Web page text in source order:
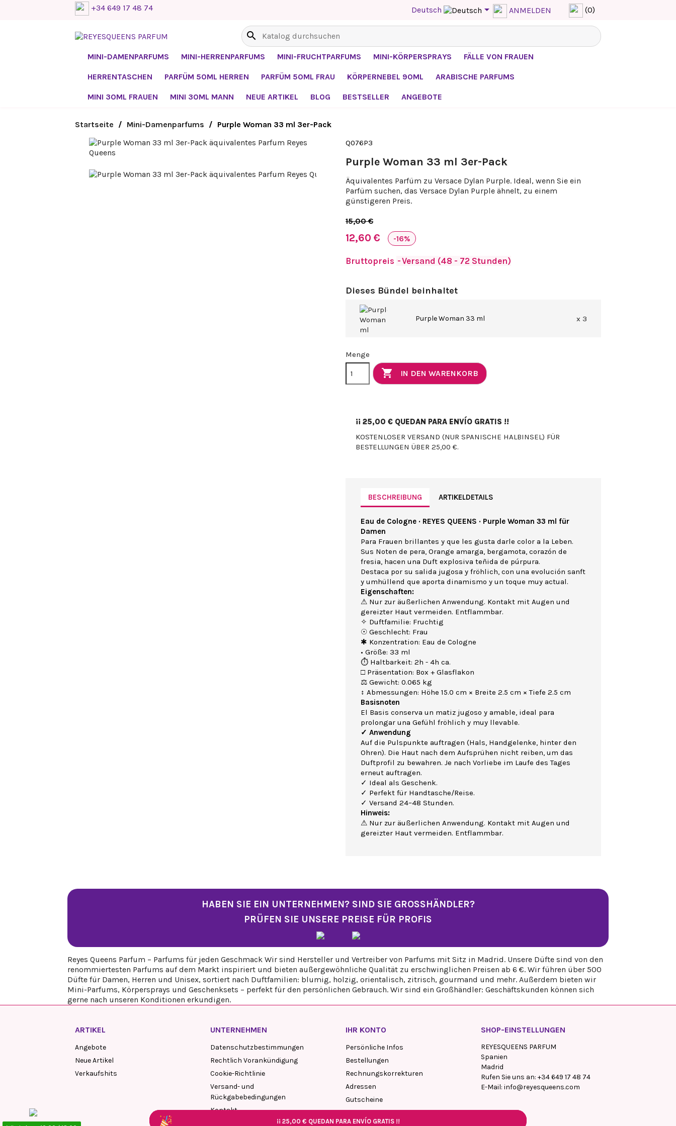
¡¡ 25,00 € QUEDAN PARA ENVÍO GRATIS !!
+34 649 17 48 74 Deutsch  ANMELDEN (0)
search
¡¡ 25,00 € QUEDAN PARA ENVÍO GRATIS !!
MINI-DAMENPARFUMS MINI-HERRENPARFUMS MINI-FRUCHTPARFUMS MINI-KÖRPERSPRAYS FÄLLE VON FRAUEN
HERRENTASCHEN PARFÜM 50ML HERREN PARFÜM 50ML FRAU KÖRPERNEBEL 90ML ARABISCHE PARFUMS
MINI 30ML FRAUEN MINI 30ML MANN NEUE ARTIKEL BLOG BESTSELLER ANGEBOTE
¡¡ 25,00 € QUEDAN PARA ENVÍO GRATIS !!
Startseite Mini-Damenparfums Purple Woman 33 ml 3er-Pack
Q076P3
Purple Woman 33 ml 3er-Pack
Äquivalentes Parfüm zu Versace Dylan Purple. Ideal, wenn Sie ein
Parfüm suchen, das Versace Dylan Purple ähnelt, zu einem
günstigeren Preis.
15,00 €
12,60 € -16%
Bruttopreis Versand (48 - 72 Stunden)
Dieses Bündel beinhaltet
Purple Woman 33 ml x 3
Menge
 IN DEN WARENKORB
¡¡ 25,00 € QUEDAN PARA ENVÍO GRATIS !!
KOSTENLOSER VERSAND (NUR SPANISCHE HALBINSEL) FÜR
BESTELLUNGEN ÜBER 25,00 €.
BESCHREIBUNG ARTIKELDETAILS
Eau de Cologne · REYES QUEENS · Purple Woman 33 ml für
Damen
Para Frauen brillantes y que les gusta darle color a la Leben.
Sus Noten de pera, Orange amarga, bergamota, corazón de
fresia, hacen una Duft explosiva teñida de púrpura.
Destaca por su salida jugosa y fröhlich, con una evolución sanft
y umhüllend que aporta dinamismo y un toque muy actual.
Eigenschaften:
⚠ Nur zur äußerlichen Anwendung. Kontakt mit Augen und
gereizter Haut vermeiden. Entflammbar.
✧ Duftfamilie: Fruchtig
☉ Geschlecht: Frau
✱ Konzentration: Eau de Cologne
• Größe: 33 ml
⏱ Haltbarkeit: 2h - 4h ca.
□ Präsentation: Box + Glasflakon
⚖ Gewicht: 0.065 kg
↕ Abmessungen: Höhe 15.0 cm × Breite 2.5 cm × Tiefe 2.5 cm
Basisnoten
El Basis conserva un matiz jugoso y amable, ideal para
prolongar una Gefühl fröhlich y muy llevable.
✓ Anwendung
Auf die Pulspunkte auftragen (Hals, Handgelenke, hinter den
Ohren). Die Haut nach dem Aufsprühen nicht reiben, um das
Duftprofil zu bewahren. Je nach Vorliebe im Laufe des Tages
erneut auftragen.
✓ Ideal als Geschenk.
✓ Perfekt für Handtasche/Reise.
✓ Versand 24–48 Stunden.
Hinweis:
⚠ Nur zur äußerlichen Anwendung. Kontakt mit Augen und
gereizter Haut vermeiden. Entflammbar.
HABEN SIE EIN UNTERNEHMEN? SIND SIE GROSSHÄNDLER?
PRÜFEN SIE UNSERE PREISE FÜR PROFIS
Reyes Queens Parfum – Parfums für jeden Geschmack Wir sind Hersteller und Vertreiber von Parfums mit Sitz in Madrid. Unsere Düfte sind von den
renommiertesten Parfums auf dem Markt inspiriert und bieten außergewöhnliche Qualität zu erschwinglichen Preisen ab 6 €. Wir führen über 500
Düfte für Damen, Herren und Unisex, sortiert nach Duftfamilien: blumig, holzig, orientalisch, zitrisch, gourmand und mehr. Außerdem bieten wir
Mini-Parfums, Körpersprays und Geschenksets – perfekt für den persönlichen Gebrauch. Wir sind ein Großhändler: Geschäftskunden können sich
gerne nach unseren Konditionen erkundigen.
ARTIKEL
Angebote
Neue Artikel
Verkaufshits
UNTERNEHMEN
Datenschutzbestimmungen
Rechtlich Vorankündigung
Cookie-Richtlinie
Versand- und
Rückgabebedingungen
Kontakt
IHR KONTO
Persönliche Infos
Bestellungen
Rechnungskorrekturen
Adressen
Gutscheine
My blog comments
SHOP-EINSTELLUNGEN
REYESQUEENS PARFUM
Spanien
Madrid
Rufen Sie uns an: +34 649 17 48 74
E-Mail: info@reyesqueens.com
¡¡ 25,00 € QUEDAN PARA ENVÍO GRATIS !!
¡¡ 25,00 € QUEDAN PARA ENVÍO GRATIS !!